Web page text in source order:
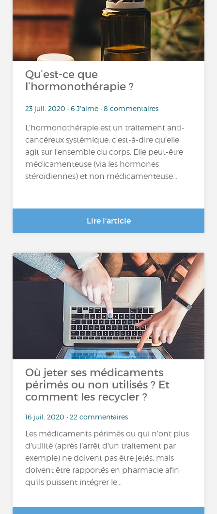
Qu’est-ce que
l’hormonothérapie ?
23 juil. 2020 • 6 J'aime • 8 commentaires
L’hormonothérapie est un traitement anti-
cancéreux systémique, c’est-à-dire qu’elle
agit sur l’ensemble du corps. Elle peut-être
médicamenteuse (via les hormones
stéroïdiennes) et non médicamenteuse...
Lire l'article
Où jeter ses médicaments
périmés ou non utilisés ? Et
comment les recycler ?
16 juil. 2020 • 22 commentaires
Les médicaments périmés ou qui n’ont plus
d’utilité (après l’arrêt d’un traitement par
exemple) ne doivent pas être jetés, mais
doivent être rapportés en pharmacie afin
qu’ils puissent intégrer le...